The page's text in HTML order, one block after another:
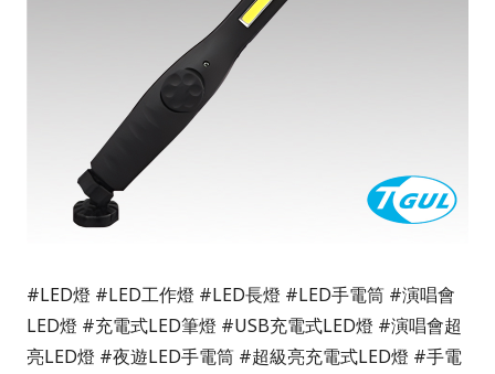
#LED燈 #LED工作燈 #LED長燈 #LED手電筒 #演唱會
LED燈 #充電式LED筆燈 #USB充電式LED燈 #演唱會超
亮LED燈 #夜遊LED手電筒 #超級亮充電式LED燈 #手電